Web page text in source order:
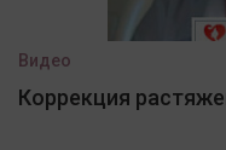
Видео
Коррекция